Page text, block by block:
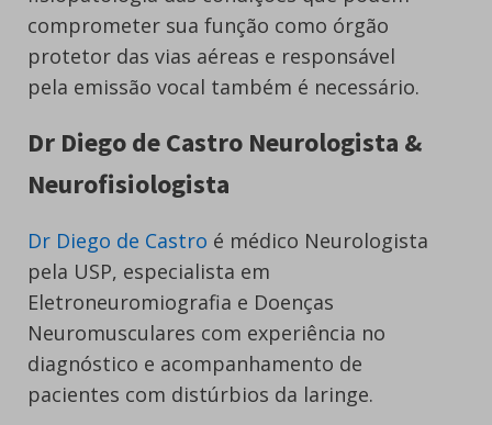
comprometer sua função como órgão
protetor das vias aéreas e responsável
pela emissão vocal também é necessário.
Dr Diego de Castro Neurologista &
Neurofisiologista
Dr Diego de Castro é médico Neurologista
pela USP, especialista em
Eletroneuromiografia e Doenças
Neuromusculares com experiência no
diagnóstico e acompanhamento de
pacientes com distúrbios da laringe.